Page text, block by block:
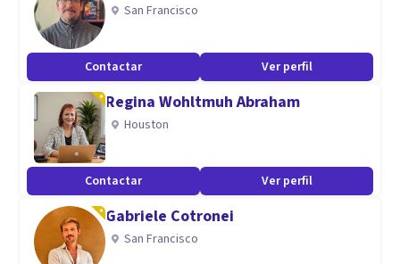
San Francisco
Contactar Ver perfil
Regina Wohltmuh Abraham
Houston
Contactar Ver perfil
Gabriele Cotronei
San Francisco